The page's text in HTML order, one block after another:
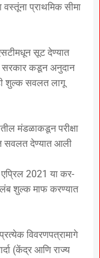
प्राथमिक सीमा
सूट देण्यात
सरकार कडून अनुदान
शुल्क सवलत लागू
मंडळाकडून परीक्षा
सवलत देण्यात आली
एप्रिल 2021 या कर-
शुल्क माफ करण्यात
विवरणपत्रामागे
(केंद्र आणि राज्य